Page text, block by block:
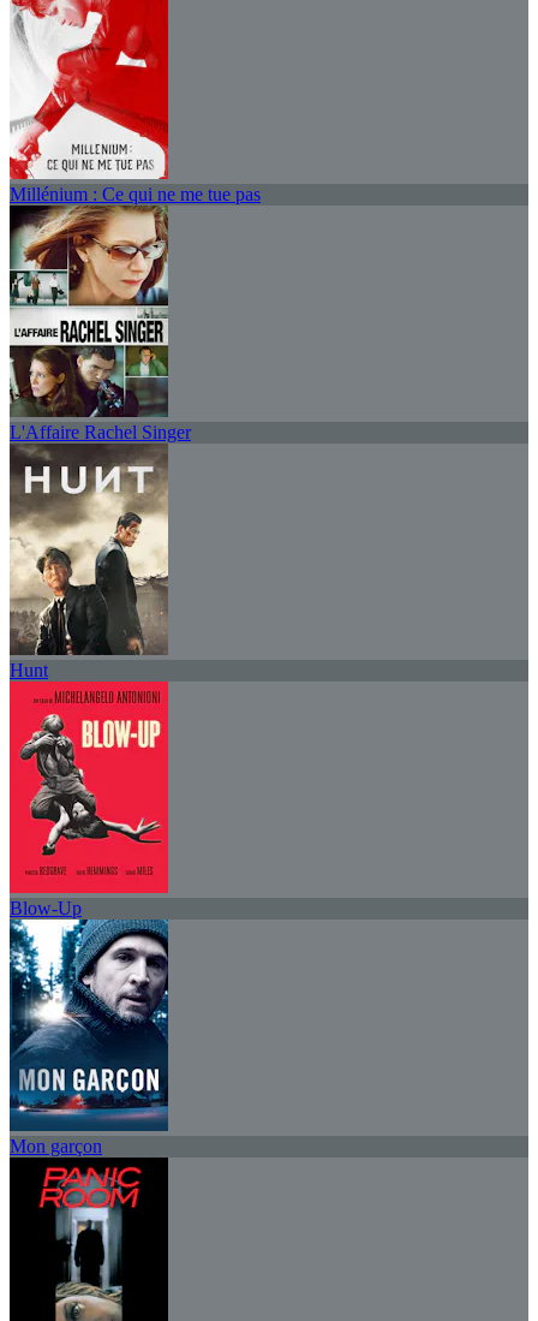
Millénium : Ce qui ne me tue pas
L'Affaire Rachel Singer
Hunt
Blow-Up
Mon garçon